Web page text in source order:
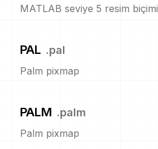
MATLAB seviye 5 resim biçimi
PAL .pal
Palm pixmap
PALM .palm
Palm pixmap